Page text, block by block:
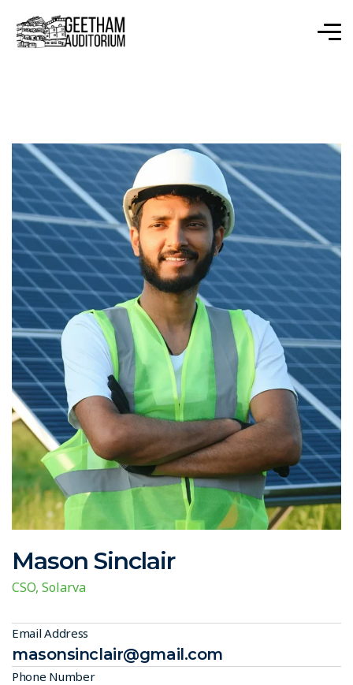
Mason Sinclair
CSO, Solarva
Email Address
masonsinclair@gmail.com
Phone Number